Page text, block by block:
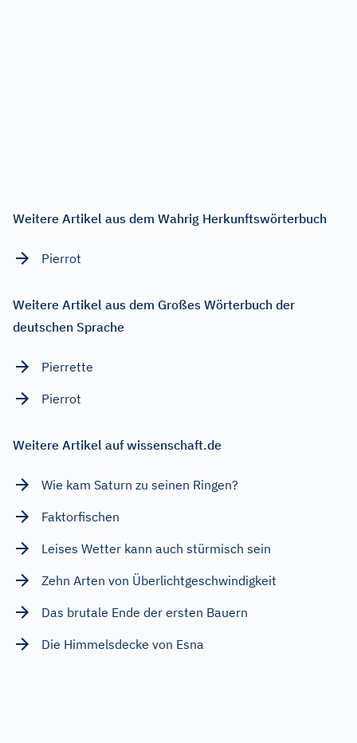
Weitere Artikel aus dem Wahrig Herkunftswörterbuch
Pierrot
Weitere Artikel aus dem Großes Wörterbuch der
deutschen Sprache
Pierrette
Pierrot
Weitere Artikel auf wissenschaft.de
Wie kam Saturn zu seinen Ringen?
Faktorfischen
Leises Wetter kann auch stürmisch sein
Zehn Arten von Überlichtgeschwindigkeit
Das brutale Ende der ersten Bauern
Die Himmelsdecke von Esna